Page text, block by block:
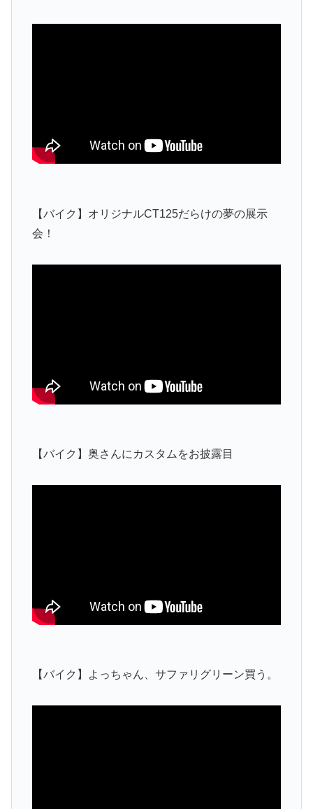
【バイク】オリジナルCT125だらけの夢の展示
会！
【バイク】奥さんにカスタムをお披露目
【バイク】よっちゃん、サファリグリーン買う。